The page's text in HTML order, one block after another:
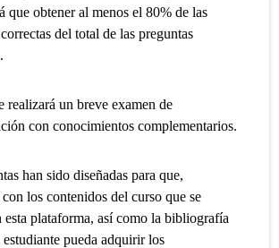
que obtener al menos el 80% de las
del total de las preguntas
realizará un breve examen de
con conocimientos complementarios.
han sido diseñadas para que,
los contenidos del curso que se
esta plataforma, así como la bibliografía
pueda adquirir los